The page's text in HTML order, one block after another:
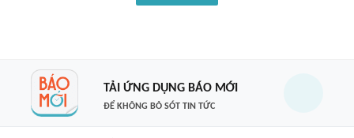
TẢI ỨNG DỤNG BÁO MỚI
ĐỂ KHÔNG BỎ SÓT TIN TỨC